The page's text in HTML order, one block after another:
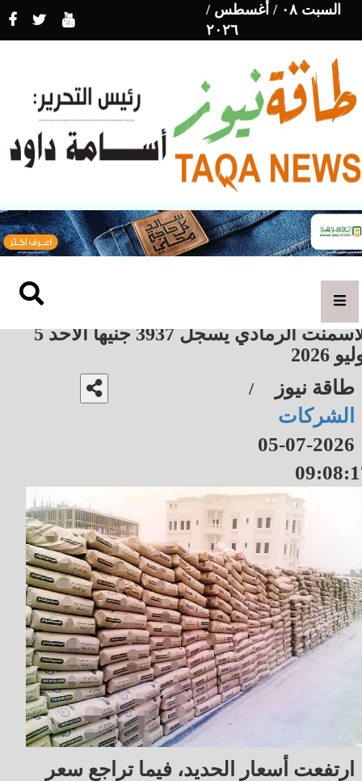
السبت ٠٨ / أغسطس /
٢٠٢٦
الأسمنت الرمادي يسجل 3937 جنيهاً الأحد 5
2026
طاقة نيوز /
الشركات
2026-07-05
ارتفعت أسعار الحديد، فيما تراجع سعر